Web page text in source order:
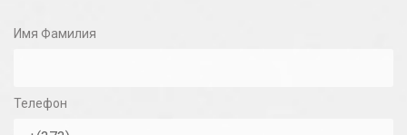
Имя Фамилия
Телефон